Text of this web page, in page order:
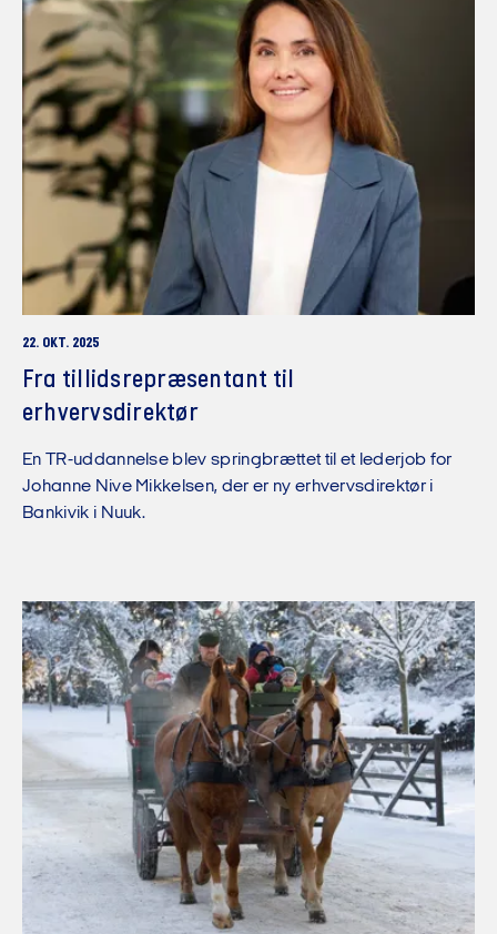
22. OKT. 2025
Fra tillidsrepræsentant til
erhvervsdirektør
En TR-uddannelse blev springbrættet til et lederjob for
Johanne Nive Mikkelsen, der er ny erhvervsdirektør i
Bankivik i Nuuk.